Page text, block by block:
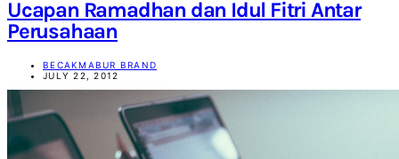
Ucapan Ramadhan dan Idul Fitri Antar
Perusahaan
BECAKMABUR BRAND
JULY 22, 2012